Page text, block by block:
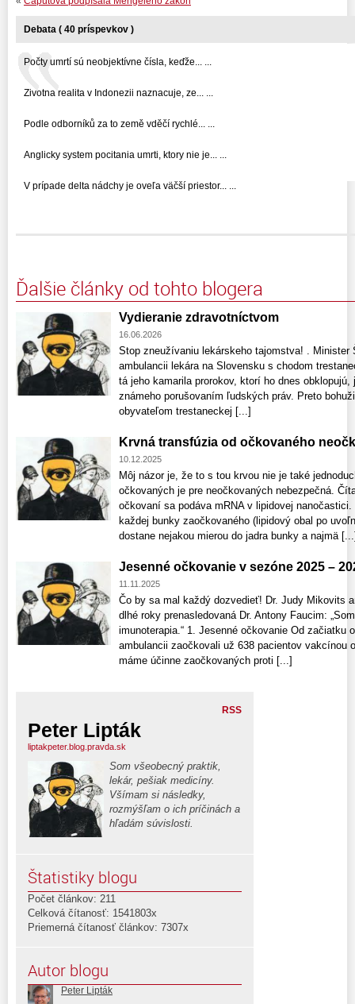
Debata ( 40 príspevkov )
Počty umrtí sú neobjektívne čísla, keďže... ...
Zivotna realita v Indonezii naznacuje, ze... ...
Podle odborníků za to země vděčí rychlé... ...
Anglicky system pocitania umrti, ktory nie je... ...
V prípade delta nádchy je oveľa väčší priestor... ...
Ďalšie články od tohto blogera
Vydieranie zdravotníctvom
16.06.2026
Stop zneužívaniu lekárskeho tajomstva! .
ambulancii lekára na Slovensku s chodom
tá jeho kamarila prorokov, ktorí ho dnes
známeho porušovaním ľudských práv. Preto
obyvateľom trestaneckej [...]
Krvná transfúzia od očkovaného
10.12.2025
Môj názor je, že to s tou krvou nie je také
očkovaných je pre neočkovaných nebezpečná.
očkovaní sa podáva mRNA v lipidovej
každej bunky zaočkovaného (lipidový obal po
dostane nejakou mierou do jadra bunky a najmä
Jesenné očkovanie v sezóne 2025 –
11.11.2025
Čo by sa mal každý dozvedieť! Dr. Judy Mikovits
dlhé roky prenasledovaná Dr. Antony Faucim:
imunoterapia.“ 1. Jesenné očkovanie Od začiatku
ambulancii zaočkovali už 638 pacientov vakcínou
máme účinne zaočkovaných proti [...]
RSS
Peter Lipták
liptakpeter.blog.pravda.sk
Som všeobecný praktik,
lekár, pešiak medicíny.
Všímam si následky,
rozmýšľam o ich príčinách a
hľadám súvislosti.
Štatistiky blogu
Počet článkov: 211
Celková čítanosť: 1541803x
Priemerná čítanosť článkov: 7307x
Autor blogu
Peter Lipták